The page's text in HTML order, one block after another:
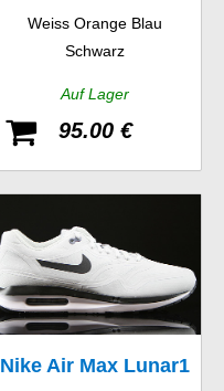
Weiss Orange Blau
Schwarz
Auf Lager
95.00 €
Nike Air Max Lunar1